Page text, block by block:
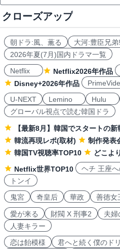
クローズアップ
朝ドラ:風、薫る 大河:豊臣兄弟!
2026年夏(7月)国内ドラマ一覧
Netflix
Netflix2026年作品
Disney+2026年作品
U-NEXT
Lemino Hulu
グローバル視点で読む韓国ドラ
【最新8月】韓国でスタートの
韓流再現レポ(取材)
制作発表
韓国TV視聴率TOP10
どこよ
Netflix世界TOP10
ヘチ 王座
トンイ
鬼宮
奇皇后 華政 善徳女
愛が来る 財閥 X 刑事2 夫婦
人妻キラー
恋は飴模様
君へと続く僕のド